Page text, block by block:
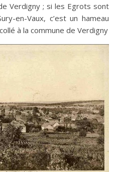
Verdigny ; si les Egrots sont
en-Vaux, c’est un hameau
à la commune de Verdigny